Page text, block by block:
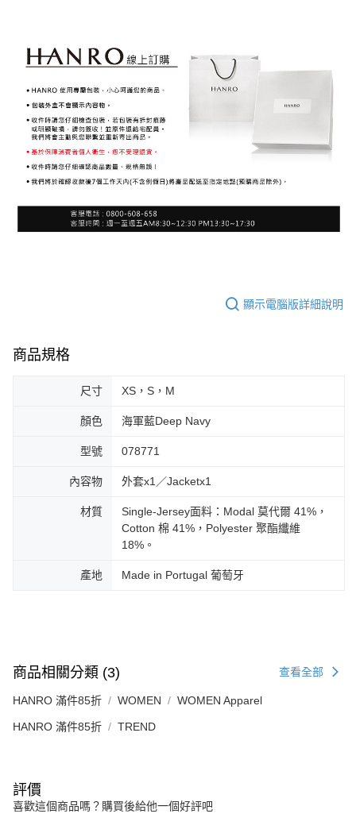
顯示電腦版詳細說明
商品規格
尺寸 XS，S，M
顏色 海軍藍Deep Navy
型號 078771
內容物 外套x1／Jacketx1
材質
Single-Jersey面料：Modal 莫代爾 41%，
Cotton 棉 41%，Polyester 聚酯纖維
18%。
產地 Made in Portugal 葡萄牙
商品相關分類 (3) 查看全部
HANRO 滿件85折 WOMEN WOMEN Apparel
HANRO 滿件85折 TREND
評價
喜歡這個商品嗎？購買後給他一個好評吧